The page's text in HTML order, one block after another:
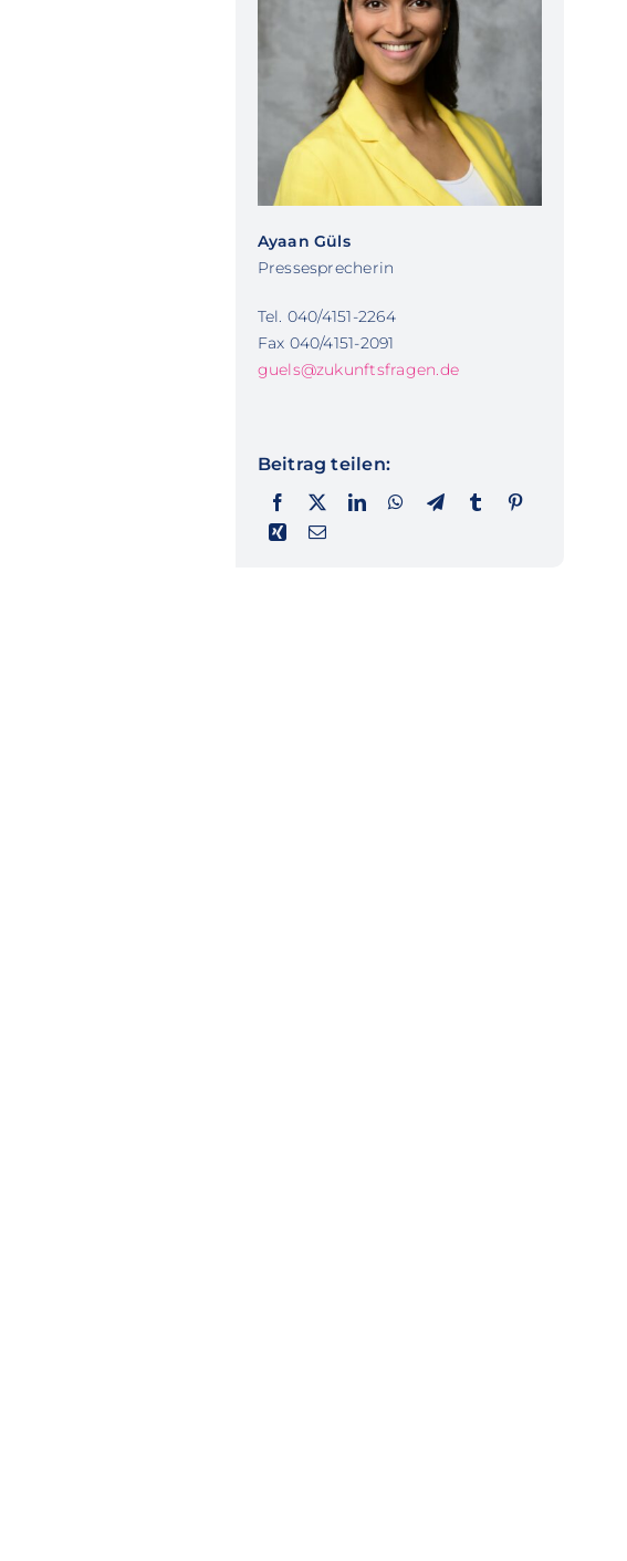
Ayaan Güls
Pressesprecherin
Tel. 040/4151-2264
Fax 040/4151-2091
guels@zukunftsfragen.de
Beitrag teilen: